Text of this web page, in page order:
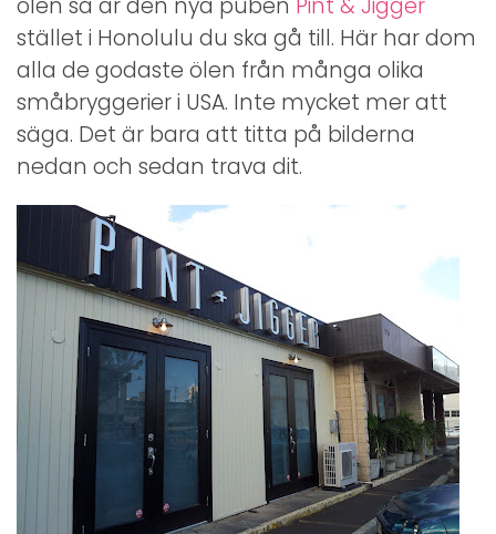
ölen så är den nya puben Pint & Jigger
stället i Honolulu du ska gå till. Här har dom
alla de godaste ölen från många olika
småbryggerier i USA. Inte mycket mer att
säga. Det är bara att titta på bilderna
nedan och sedan trava dit.